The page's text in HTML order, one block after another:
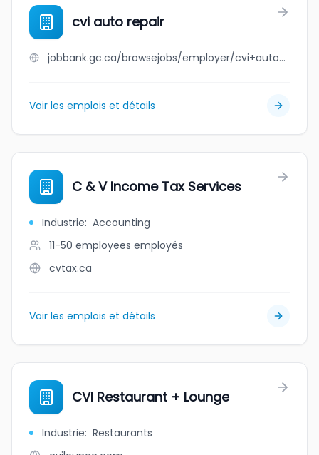
cvi auto repair
jobbank.gc.ca/browsejobs/employer/cvi+auto+repair/ca
Voir les emplois et détails
C & V Income Tax Services
Industrie: Accounting
11-50 employees employés
cvtax.ca
Voir les emplois et détails
CVI Restaurant + Lounge
Industrie: Restaurants